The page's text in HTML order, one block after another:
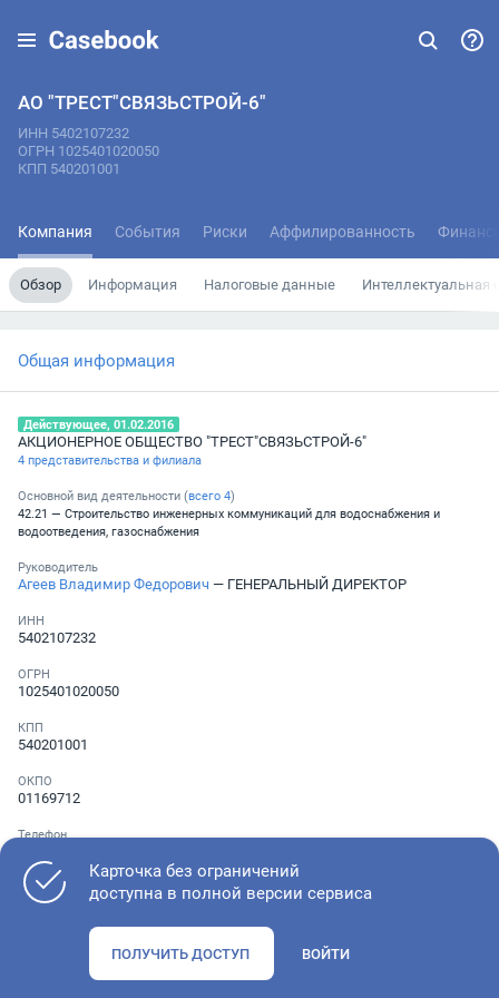
АО "ТРЕСТ"СВЯЗЬСТРОЙ-6"
ИНН 5402107232
ОГРН 1025401020050
КПП 540201001
Компания События Риски Аффилированность
Обзор Информация Налоговые данные Интеллектуальная
Общая информация
Действующее, 01.02.2016
АКЦИОНЕРНОЕ ОБЩЕСТВО "ТРЕСТ"СВЯЗЬСТРОЙ-6"
4 представительства и филиала
Основной вид деятельности (всего 4)
42.21 — Строительство инженерных коммуникаций для водоснабжения и
водоотведения, газоснабжения
Руководитель
Агеев Владимир Федорович — ГЕНЕРАЛЬНЫЙ ДИРЕКТОР
ИНН
5402107232
ОГРН
1025401020050
КПП
540201001
ОКПО
01169712
Телефон
Как оценить состояние компании
Карточка без ограничений
доступна в полной версии сервиса
ПОЛУЧИТЬ ДОСТУП ВОЙТИ